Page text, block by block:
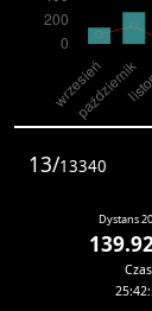
13/13340
Dystans